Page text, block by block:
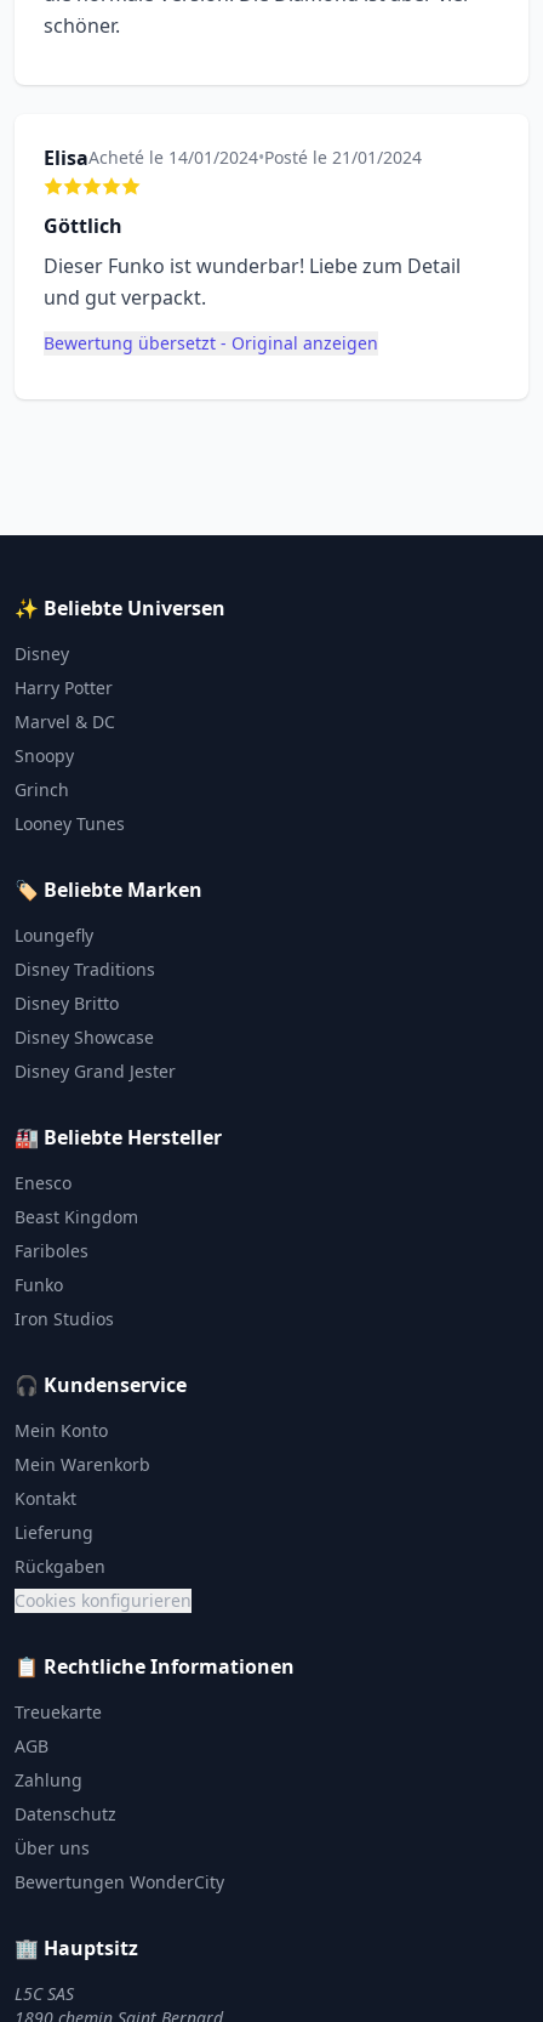
schöner.
ElisaAcheté le 14/01/2024•Posté le 21/01/2024
Göttlich
Dieser Funko ist wunderbar! Liebe zum Detail
und gut verpackt.
Bewertung übersetzt - Original anzeigen
✨ Beliebte Universen
Disney
Harry Potter
Marvel & DC
Snoopy
Grinch
Looney Tunes
🏷️ Beliebte Marken
Loungefly
Disney Traditions
Disney Britto
Disney Showcase
Disney Grand Jester
🏭 Beliebte Hersteller
Enesco
Beast Kingdom
Fariboles
Funko
Iron Studios
🎧 Kundenservice
Mein Konto
Mein Warenkorb
Kontakt
Lieferung
Rückgaben
Cookies konfigurieren
📋 Rechtliche Informationen
Treuekarte
AGB
Zahlung
Datenschutz
Über uns
Bewertungen WonderCity
🏢 Hauptsitz
L5C SAS